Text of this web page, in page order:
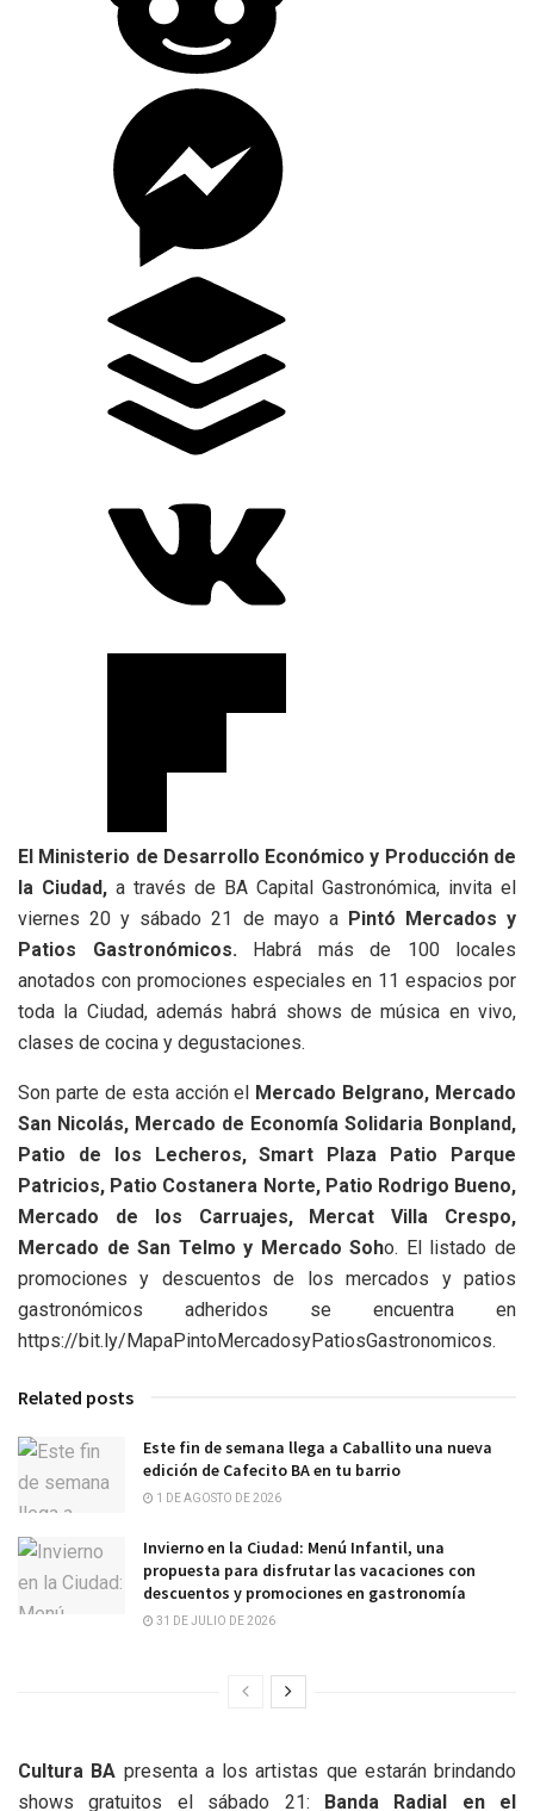
El Ministerio de Desarrollo Económico y Producción de
la Ciudad, a través de BA Capital Gastronómica, invita el
viernes 20 y sábado 21 de mayo aPintó Mercados y
Patios Gastronómicos.Habrá más de 100 locales
anotados con promociones especiales en 11 espacios por
toda la Ciudad, además habrá shows de música en vivo,
clases de cocina y degustaciones.
Son parte de esta acción el Mercado Belgrano, Mercado
San Nicolás, Mercado de Economía Solidaria Bonpland,
Patio de los Lecheros, Smart Plaza Patio Parque
Patricios, Patio Costanera Norte, Patio Rodrigo Bueno,
Mercado de los Carruajes, Mercat Villa Crespo,
Mercado de San Telmo y Mercado Soho. El listado de
promociones y descuentos de los mercados y patios
gastronómicos adheridos se encuentra en
https://bit.ly/MapaPintoMercadosyPatiosGastronomicos.
Related posts
Este fin de semana llega a Caballito una nueva
edición de Cafecito BA en tu barrio
1 DE AGOSTO DE 2026
Invierno en la Ciudad: Menú Infantil, una
propuesta para disfrutar las vacaciones con
descuentos y promociones en gastronomía
31 DE JULIO DE 2026
Cultura BA presenta a los artistas que estarán brindando
shows gratuitos el sábado 21:
Banda Radial en el